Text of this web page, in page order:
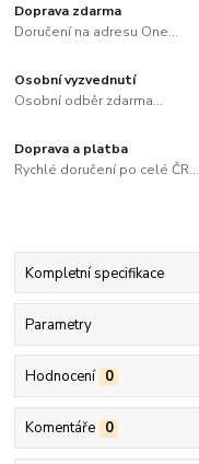
Doprava zdarma
Doručení na adresu One...
Osobní vyzvednutí
Osobní odběr zdarma...
Doprava a platba
Rychlé doručení po celé ČR...
Kompletní specifikace
Parametry
Hodnocení 0
Komentáře 0